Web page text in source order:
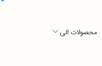
محصولات الی